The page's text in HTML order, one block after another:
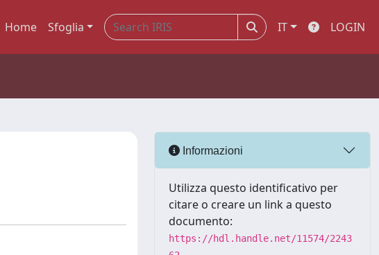
Home Sfoglia IT LOGIN
Informazioni
Utilizza questo identificativo per
citare o creare un link a questo
documento:
https://hdl.handle.net/11574/2243